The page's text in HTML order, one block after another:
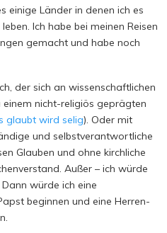
einige Länder in denen ich es
Ich habe bei meinen Reisen
gemacht und habe noch
der sich an wissenschaftlichen
nicht-religiös geprägten
glaubt wird selig). Oder mit
und selbstverantwortliche
Glauben und ohne kirchliche
Außer – ich würde
würde ich eine
beginnen und eine Herren-